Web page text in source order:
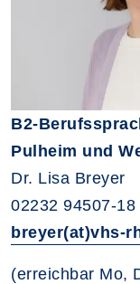
B2-
Pulheim und
Dr. Lisa Breyer
02232 94507-18
breyer(at)vhs-
(erreichbar Mo,